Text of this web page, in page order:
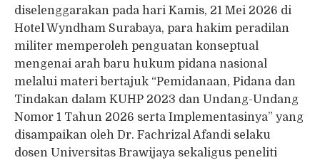
diselenggarakan pada hari Kamis, 21 Mei 2026 di
Hotel Wyndham Surabaya, para hakim peradilan
militer memperoleh penguatan konseptual
mengenai arah baru hukum pidana nasional
melalui materi bertajuk “Pemidanaan, Pidana dan
Tindakan dalam KUHP 2023 dan Undang-Undang
Nomor 1 Tahun 2026 serta Implementasinya” yang
disampaikan oleh Dr. Fachrizal Afandi selaku
dosen Universitas Brawijaya sekaligus peneliti